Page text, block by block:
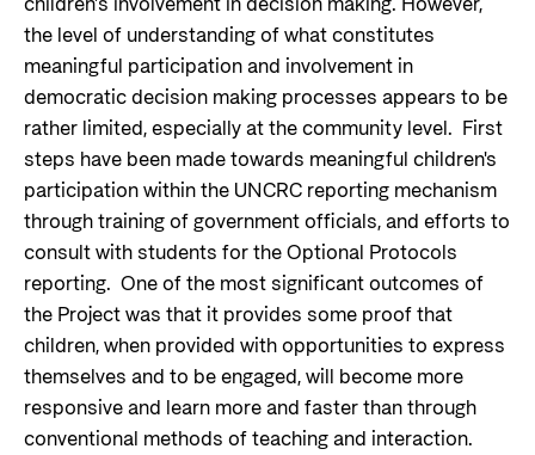
the level of understanding of what constitutes
meaningful participation and involvement in
democratic decision making processes appears to be
rather limited, especially at the community level. First
steps have been made towards meaningful children's
participation within the UNCRC reporting mechanism
through training of government officials, and efforts to
consult with students for the Optional Protocols
reporting. One of the most significant outcomes of
the Project was that it provides some proof that
children, when provided with opportunities to express
themselves and to be engaged, will become more
responsive and learn more and faster than through
conventional methods of teaching and interaction.